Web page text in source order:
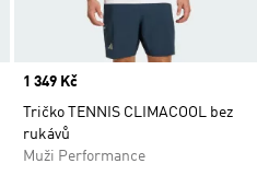
Price
1 349 Kč
Tričko TENNIS CLIMACOOL bez
rukávů
Muži Performance